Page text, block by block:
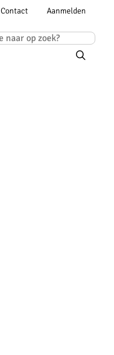
Contact
Account
Aanmelden